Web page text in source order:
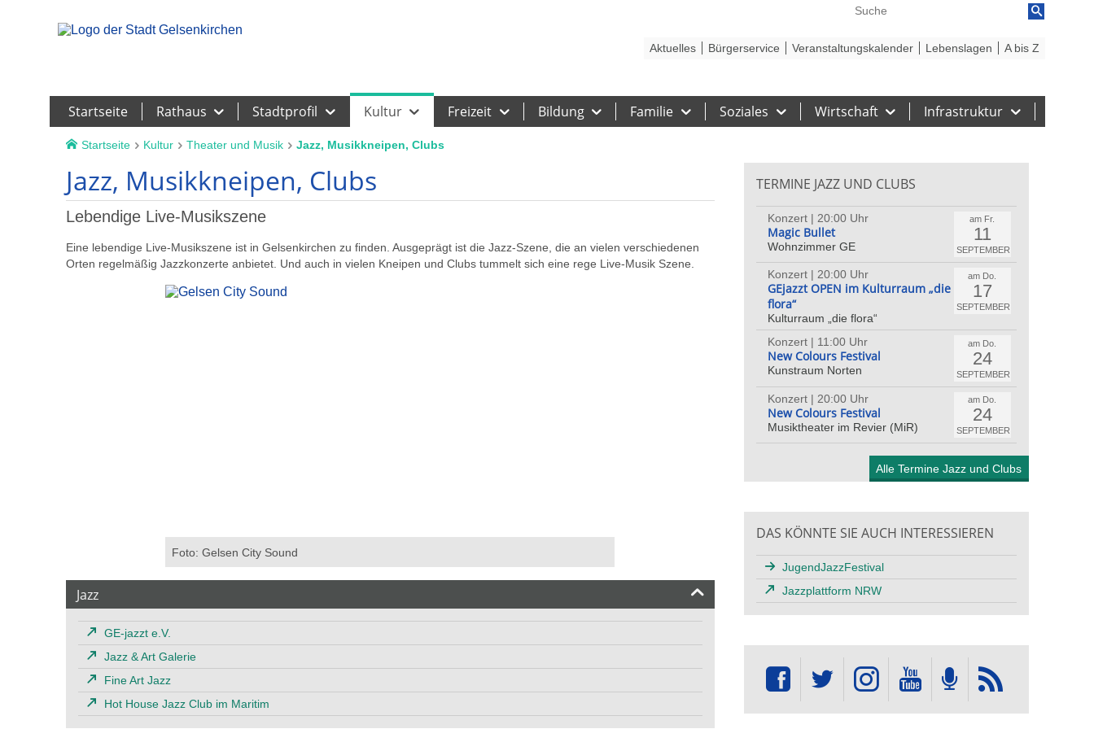
Startseite Rathaus Stadtprofil Kultur Freizeit Bildung Familie Soziales Wirtschaft Infrastruktur
Aktuelles Bürgerservice Veranstaltungskalender Lebenslagen A bis Z
Startseite Kultur Theater und Musik Jazz, Musikkneipen, Clubs
Jazz, Musikkneipen, Clubs
Lebendige Live-Musikszene
Eine lebendige Live-Musikszene ist in Gelsenkirchen zu finden. Ausgeprägt ist die Jazz-Szene, die an vielen verschiedenen
Orten regelmäßig Jazzkonzerte anbietet. Und auch in vielen Kneipen und Clubs tummelt sich eine rege Live-Musik Szene.
Foto: Gelsen City Sound
Jazz
GE-jazzt e.V.
Jazz & Art Galerie
Fine Art Jazz
Hot House Jazz Club im Maritim
TERMINE JAZZ UND CLUBS
am Fr.
11
SEPTEMBER
Konzert | 20:00 Uhr
Magic Bullet
Wohnzimmer GE
am Do.
17
SEPTEMBER
Konzert | 20:00 Uhr
GEjazzt OPEN im Kulturraum „die
flora“
Kulturraum „die flora“
am Do.
24
SEPTEMBER
Konzert | 11:00 Uhr
New Colours Festival
Kunstraum Norten
am Do.
24
SEPTEMBER
Konzert | 20:00 Uhr
New Colours Festival
Musiktheater im Revier (MiR)
Alle Termine Jazz und Clubs
DAS KÖNNTE SIE AUCH INTERESSIEREN
JugendJazzFestival
Jazzplattform NRW